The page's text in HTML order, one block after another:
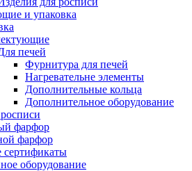
и упаковка
печей
Фурнитура для печей
Нагревательне элементы
Дополнительные кольца
Дополнительное оборудование
фарфор
фарфор
оборудование